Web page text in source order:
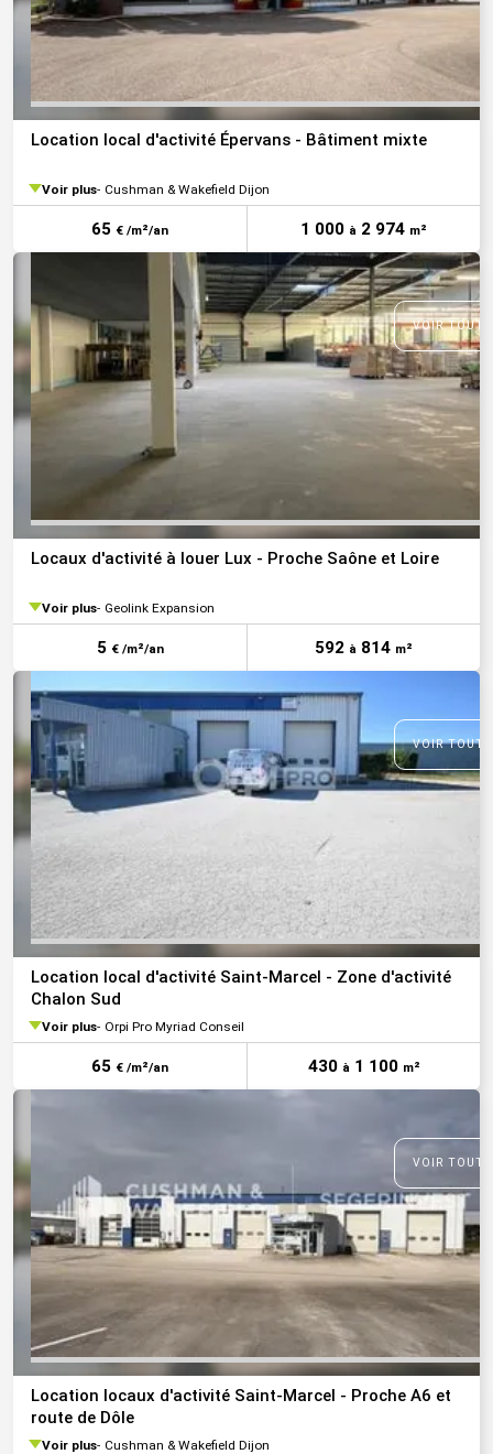
Location local d'activité Épervans - Bâtiment mixte
Voir plus Cushman & Wakefield Dijon
65 € /m²/an 1 000 à 2 974 m²
VOIR
Locaux d'activité à louer Lux - Proche Saône et Loire
Voir plus Geolink Expansion
5 € /m²/an 592 à 814 m²
VOIR
Location local d'activité Saint-Marcel - Zone d'activité
Chalon Sud
Voir plus Orpi Pro Myriad Conseil
65 € /m²/an 430 à1 100 m²
VOIR
Location locaux d'activité Saint-Marcel - Proche A6 et
route de Dôle
Voir plus Cushman & Wakefield Dijon